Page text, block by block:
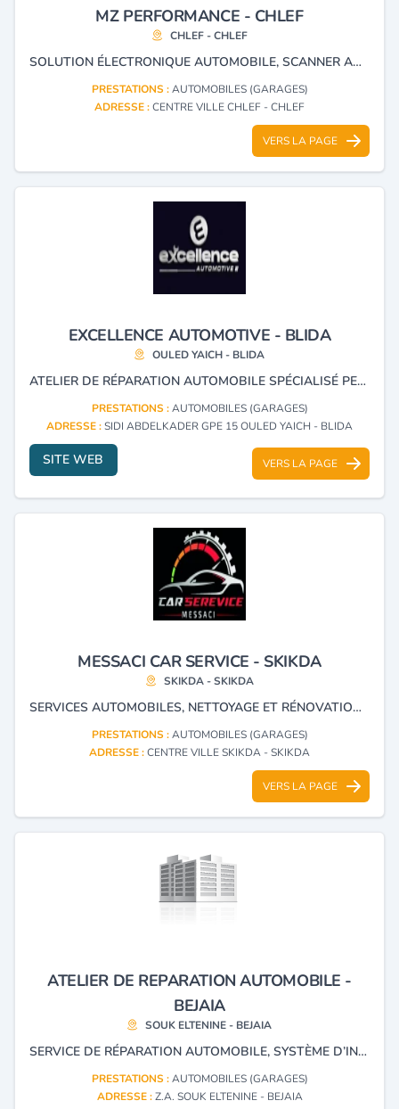
MZ PERFORMANCE - CHLEF
CHLEF - CHLEF
SOLUTION ÉLECTRONIQUE AUTOMOBILE, SCANNER AUTOMOBILE VÉRIFICATION KILOMÉTRAGE RÉEL ET ACTIVATION DE L'OPTION CACHÉE.
PRESTATIONS :AUTOMOBILES (GARAGES)
ADRESSE :CENTRE VILLE CHLEF - CHLEF
VERS LA PAGE
EXCELLENCE AUTOMOTIVE - BLIDA
OULED YAICH - BLIDA
ATELIER DE RÉPARATION AUTOMOBILE SPÉCIALISÉ PEUGEOT-CITROËN.
PRESTATIONS :AUTOMOBILES (GARAGES)
ADRESSE :SIDI ABDELKADER GPE 15 OULED YAICH - BLIDA
SITE WEB VERS LA PAGE
MESSACI CAR SERVICE - SKIKDA
SKIKDA - SKIKDA
SERVICES AUTOMOBILES, NETTOYAGE ET RÉNOVATION DE SYSTÈME ANTI-POLLUTION : DPF-GPF-CAT-SCR-DOC.
PRESTATIONS :AUTOMOBILES (GARAGES)
ADRESSE :CENTRE VILLE SKIKDA - SKIKDA
VERS LA PAGE
ATELIER DE REPARATION AUTOMOBILE -
BEJAIA
SOUK ELTENINE - BEJAIA
SERVICE DE RÉPARATION AUTOMOBILE, SYSTÈME D’INJECTION DIESEL, DOSEUR, SCANNER AUTOMOBILE ET INJECTEUR.
PRESTATIONS :AUTOMOBILES (GARAGES)
ADRESSE :Z.A. SOUK ELTENINE - BEJAIA